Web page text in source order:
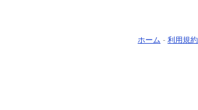
ホーム - 利用規約